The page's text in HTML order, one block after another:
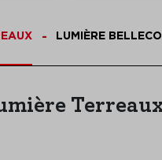
LUMIÈRE